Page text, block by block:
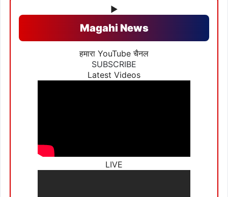
▶
Magahi News
हमारा YouTube चैनल
SUBSCRIBE
Latest Videos
LIVE